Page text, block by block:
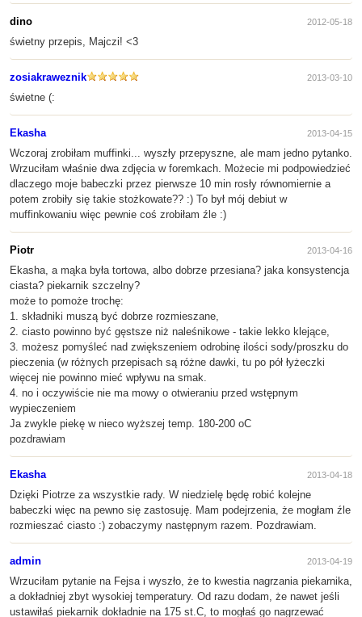
dino 2012-05-18
świetny przepis, Majczi! <3
zosiakraweznik 2013-03-10
świetne (:
Ekasha 2013-04-15
Wczoraj zrobiłam muffinki... wyszły przepyszne, ale mam jedno pytanko.
Wrzuciłam właśnie dwa zdjęcia w foremkach. Możecie mi podpowiedzieć
dlaczego moje babeczki przez pierwsze 10 min rosły równomiernie a
potem zrobiły się takie stożkowate?? :) To był mój debiut w
muffinkowaniu więc pewnie coś zrobiłam źle :)
Piotr 2013-04-16
Ekasha, a mąka była tortowa, albo dobrze przesiana? jaka konsystencja
ciasta? piekarnik szczelny?
może to pomoże trochę:
1. składniki muszą być dobrze rozmieszane,
2. ciasto powinno być gęstsze niż naleśnikowe - takie lekko klejące,
3. możesz pomyśleć nad zwiększeniem odrobinę ilości sody/proszku do
pieczenia (w różnych przepisach są różne dawki, tu po pół łyżeczki
więcej nie powinno mieć wpływu na smak.
4. no i oczywiście nie ma mowy o otwieraniu przed wstępnym
wypieczeniem
Ja zwykle piekę w nieco wyższej temp. 180-200 oC
pozdrawiam
Ekasha 2013-04-18
Dzięki Piotrze za wszystkie rady. W niedzielę będę robić kolejne
babeczki więc na pewno się zastosuję. Mam podejrzenia, że mogłam źle
rozmieszać ciasto :) zobaczymy następnym razem. Pozdrawiam.
admin 2013-04-19
Wrzuciłam pytanie na Fejsa i wyszło, że to kwestia nagrzania piekarnika,
a dokładniej zbyt wysokiej temperatury. Od razu dodam, że nawet jeśli
ustawiłaś piekarnik dokładnie na 175 st.C, to mogłaś go nagrzewać